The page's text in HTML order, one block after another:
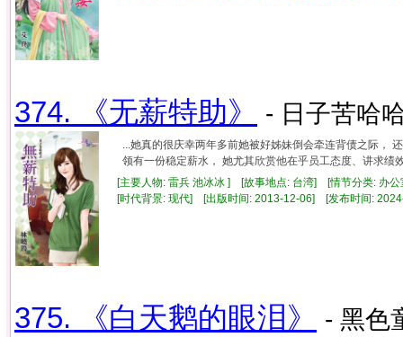
374. 《无薪特助》 - 日子苦哈
...她真的很庆幸两年多前她被好姊妹倒会牵连背债之际，
领有一份稳定薪水， 她尤其欣赏他在乎员工态度、讲求绩
[主要人物: 雷兵 池冰冰 ] [故事地点: 台湾] [情节分类: 办公
[时代背景: 现代] [出版时间: 2013-12-06] [发布时间:
375. 《白天鹅的眼泪》
- 黑色